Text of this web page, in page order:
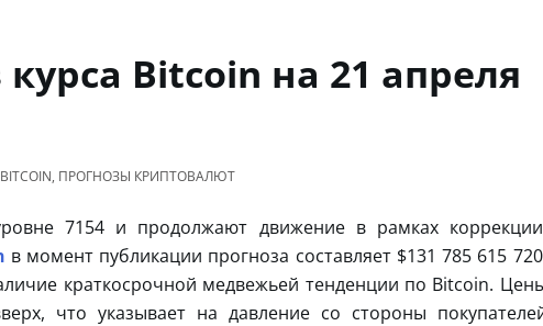
курса Bitcoin на 21 апреля
, ПРОГНОЗЫ КРИПТОВАЛЮТ
7154 и продолжают движение в рамках
в момент публикации прогноза составляет $131 785 615
краткосрочной медвежьей тенденции по Bitcoin.
что указывает на давление со стороны